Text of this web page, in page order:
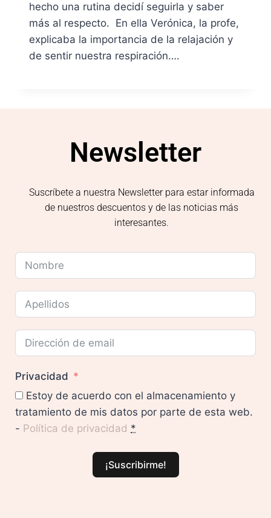
hecho una rutina decidí seguirla y saber
más al respecto. En ella Verónica, la profe,
explicaba la importancia de la relajación y
de sentir nuestra respiración….
Newsletter
Suscríbete a nuestra Newsletter para estar informada
de nuestros descuentos y de las noticias más
interesantes.
Privacidad
Estoy de acuerdo con el almacenamiento y
tratamiento de mis datos por parte de esta web.
- Política de privacidad *
¡Suscribirme!